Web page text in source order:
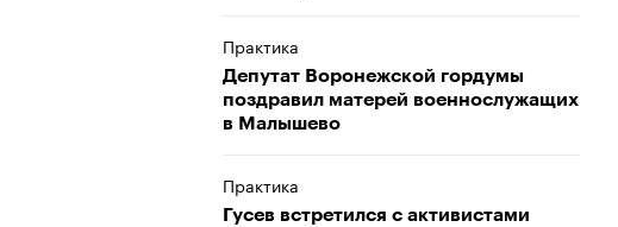
Практика
Депутат Воронежской гордумы
поздравил матерей военнослужащих
в Малышево
Практика
Гусев встретился с активистами